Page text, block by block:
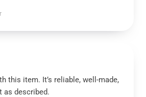
this item. It’s reliable, well-made,
as described.